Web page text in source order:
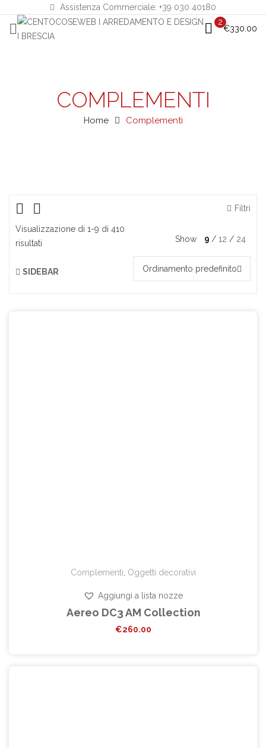
Assistenza Commerciale: +39 030 40180
2
€330.00
COMPLEMENTI
Home Complementi
Filtri
Visualizzazione di 1-9 di 410
risultati
Show 9 12 24
SIDEBAR Ordinamento predefinito
Complementi Oggetti decorativi
Aggiungi a lista nozze
Aereo DC3 AM Collection
€260.00